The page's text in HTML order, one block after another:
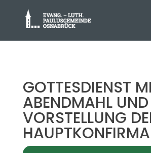
GOTTESDIENST
ABENDMAHL UND
VORSTELLUNG